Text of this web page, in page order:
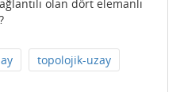
olan dört elemanlı
topolojik-uzay